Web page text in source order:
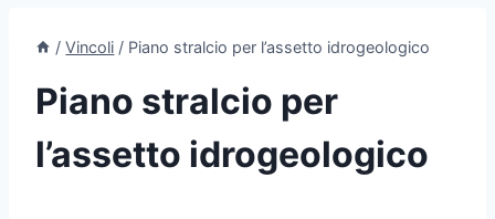
/ Vincoli / Piano stralcio per l’assetto idrogeologico
Piano stralcio per
l’assetto idrogeologico